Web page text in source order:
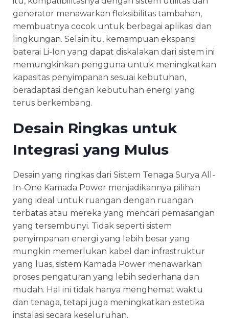
generator menawarkan fleksibilitas tambahan,
membuatnya cocok untuk berbagai aplikasi dan
lingkungan. Selain itu, kemampuan ekspansi
baterai Li-Ion yang dapat diskalakan dari sistem ini
memungkinkan pengguna untuk meningkatkan
kapasitas penyimpanan sesuai kebutuhan,
beradaptasi dengan kebutuhan energi yang
terus berkembang.
Desain Ringkas untuk
Integrasi yang Mulus
Desain yang ringkas dari Sistem Tenaga Surya All-
In-One Kamada Power menjadikannya pilihan
yang ideal untuk ruangan dengan ruangan
terbatas atau mereka yang mencari pemasangan
yang tersembunyi. Tidak seperti sistem
penyimpanan energi yang lebih besar yang
mungkin memerlukan kabel dan infrastruktur
yang luas, sistem Kamada Power menawarkan
proses pengaturan yang lebih sederhana dan
mudah. Hal ini tidak hanya menghemat waktu
dan tenaga, tetapi juga meningkatkan estetika
instalasi secara keseluruhan.